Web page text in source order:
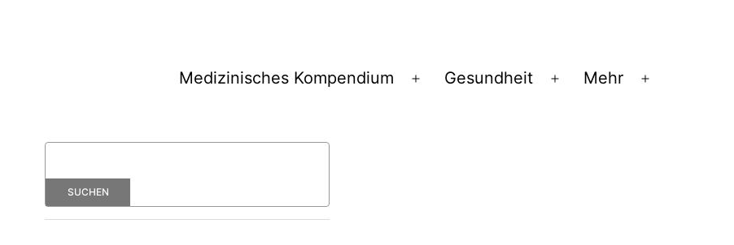
Medizinisches Kompendium
Menü
Gesundheit
Menü
Mehr